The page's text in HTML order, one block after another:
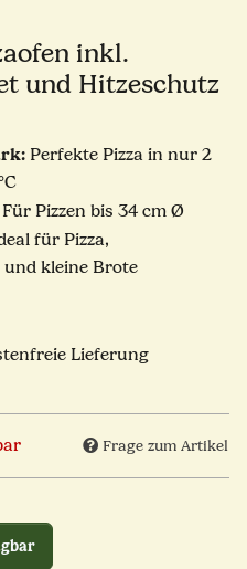
inkl.
und Hitzeschutz
Perfekte Pizza in nur 2
Pizzen bis 34 cm Ø
für Pizza,
und kleine Brote
Lieferung
Frage zum Artikel